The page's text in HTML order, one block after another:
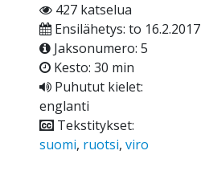
427 katselua
Ensilähetys: to 16.2.2017
Jaksonumero: 5
Kesto: 30 min
Puhutut kielet:
englanti
Tekstitykset:
suomi, ruotsi, viro